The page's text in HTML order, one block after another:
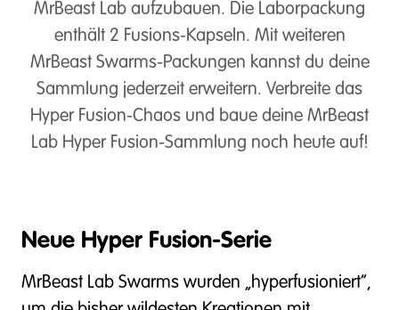
MrBeast Lab aufzubauen. Die Laborpackung
enthält 2 Fusions-Kapseln. Mit weiteren
MrBeast Swarms-Packungen kannst du deine
Sammlung jederzeit erweitern. Verbreite das
Hyper Fusion-Chaos und baue deine MrBeast
Lab Hyper Fusion-Sammlung noch heute auf!
Neue Hyper Fusion-Serie
MrBeast Lab Swarms wurden „hyperfusioniert“,